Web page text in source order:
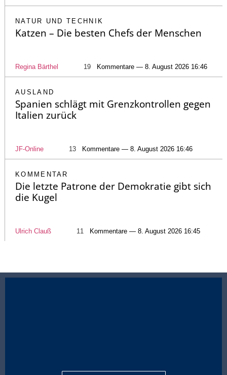
NATUR UND TECHNIK
Katzen – Die besten Chefs der Menschen
Regina Bärthel 19 Kommentare — 8. August 2026 16:46
AUSLAND
Spanien schlägt mit Grenzkontrollen gegen
Italien zurück
JF-Online 13 Kommentare — 8. August 2026 16:46
KOMMENTAR
Die letzte Patrone der Demokratie gibt sich
die Kugel
Ulrich Clauß 11 Kommentare — 8. August 2026 16:45